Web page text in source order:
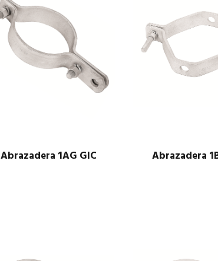
Abrazadera 1AG GIC Abrazadera